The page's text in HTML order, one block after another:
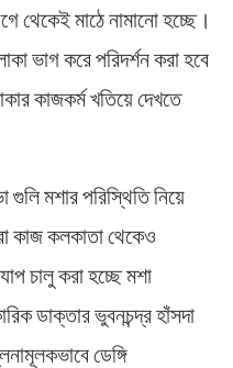
থেকেই মাঠে নামানো হচ্ছে।
ভাগ করে পরিদর্শন করা হবে
কাজকর্ম খতিয়ে দেখতে
মশার পরিস্থিতি নিয়ে
কাজ কলকাতা থেকেও
চালু করা হচ্ছে মশা
ডাক্তার ভুবনচন্দ্র হাঁসদা
ডেঙ্গি